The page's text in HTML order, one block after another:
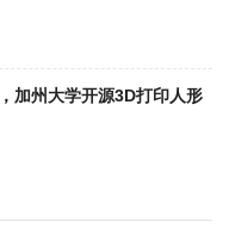
加州大学开源3D打印人形